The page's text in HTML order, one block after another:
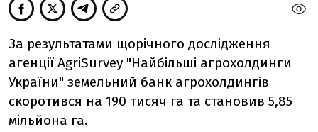
За результатами щорічного дослідження
агенції AgriSurvey "Найбільші агрохолдинги
України" земельний банк агрохолдингів
скоротився на 190 тисяч га та становив 5,85
мільйона га.